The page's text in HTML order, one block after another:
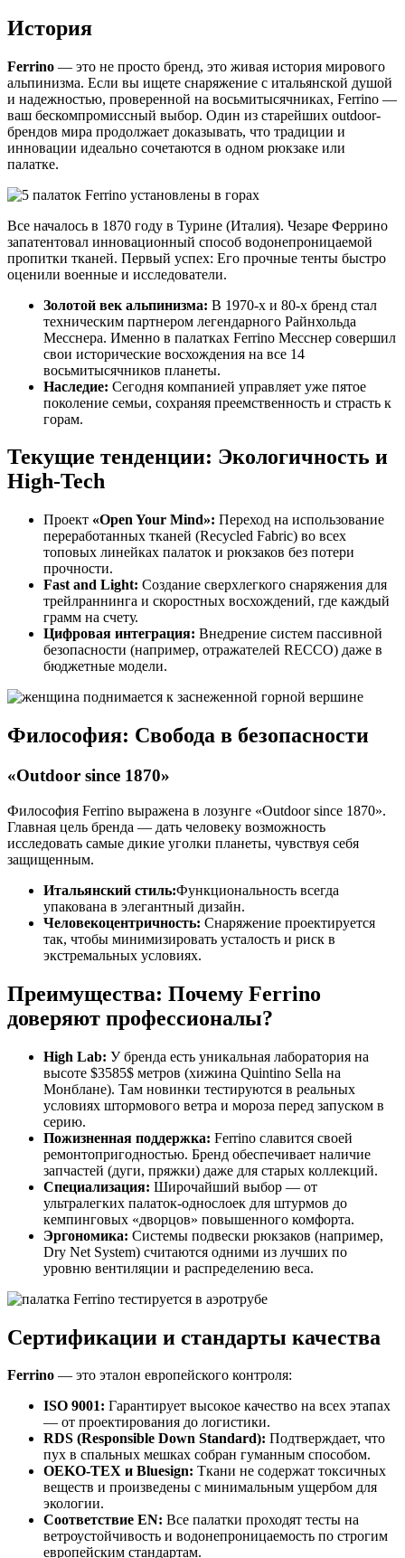
История
Ferrino — это не просто бренд, это живая история мирового
альпинизма. Если вы ищете снаряжение с итальянской душой
и надежностью, проверенной на восьмитысячниках, Ferrino —
ваш бескомпромиссный выбор. Один из старейших outdoor-
брендов мира продолжает доказывать, что традиции и
инновации идеально сочетаются в одном рюкзаке или
палатке.
Все началось в 1870 году в Турине (Италия). Чезаре Феррино
запатентовал инновационный способ водонепроницаемой
пропитки тканей. Первый успех: Его прочные тенты быстро
оценили военные и исследователи.
Золотой век альпинизма: В 1970-х и 80-х бренд стал
техническим партнером легендарного Райнхольда
Месснера. Именно в палатках Ferrino Месснер совершил
свои исторические восхождения на все 14
восьмитысячников планеты.
Наследие: Сегодня компанией управляет уже пятое
поколение семьи, сохраняя преемственность и страсть к
горам.
Текущие тенденции: Экологичность и
High-Tech
Проект «Open Your Mind»: Переход на использование
переработанных тканей (Recycled Fabric) во всех
топовых линейках палаток и рюкзаков без потери
прочности.
Fast and Light: Создание сверхлегкого снаряжения для
трейлраннинга и скоростных восхождений, где каждый
грамм на счету.
Цифровая интеграция: Внедрение систем пассивной
безопасности (например, отражателей RECCO) даже в
бюджетные модели.
Философия: Свобода в безопасности
«Outdoor since 1870»
Философия Ferrino выражена в лозунге «Outdoor since 1870».
Главная цель бренда — дать человеку возможность
исследовать самые дикие уголки планеты, чувствуя себя
защищенным.
Итальянский стиль:Функциональность всегда
упакована в элегантный дизайн.
Человекоцентричность: Снаряжение проектируется
так, чтобы минимизировать усталость и риск в
экстремальных условиях.
Преимущества: Почему Ferrino
доверяют профессионалы?
High Lab: У бренда есть уникальная лаборатория на
высоте $3585$ метров (хижина Quintino Sella на
Монблане). Там новинки тестируются в реальных
условиях штормового ветра и мороза перед запуском в
серию.
Пожизненная поддержка: Ferrino славится своей
ремонтопригодностью. Бренд обеспечивает наличие
запчастей (дуги, пряжки) даже для старых коллекций.
Специализация: Широчайший выбор — от
ультралегких палаток-однослоек для штурмов до
кемпинговых «дворцов» повышенного комфорта.
Эргономика: Системы подвески рюкзаков (например,
Dry Net System) считаются одними из лучших по
уровню вентиляции и распределению веса.
Сертификации и стандарты качества
Ferrino — это эталон европейского контроля:
ISO 9001: Гарантирует высокое качество на всех этапах
— от проектирования до логистики.
RDS (Responsible Down Standard): Подтверждает, что
пух в спальных мешках собран гуманным способом.
OEKO-TEX и Bluesign: Ткани не содержат токсичных
веществ и произведены с минимальным ущербом для
экологии.
Соответствие EN: Все палатки проходят тесты на
ветроустойчивость и водонепроницаемость по строгим
европейским стандартам.